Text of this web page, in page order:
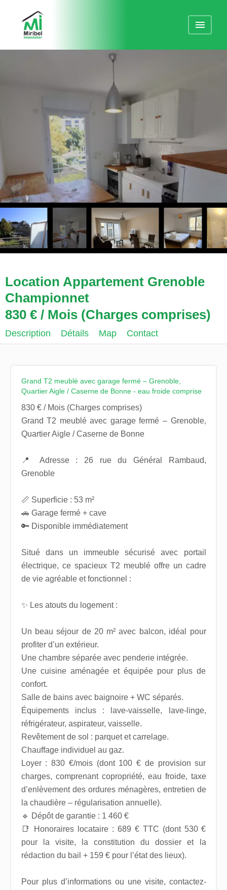
Location Appartement Grenoble
Championnet
830 € / Mois (Charges comprises)
Description Détails Map Contact
Grand T2 meublé avec garage fermé – Grenoble,
Quartier Aigle / Caserne de Bonne - eau froide comprise
830 € / Mois (Charges comprises)
Grand T2 meublé avec garage fermé – Grenoble,
Quartier Aigle / Caserne de Bonne
📍 Adresse : 26 rue du Général Rambaud,
Grenoble
📏 Superficie : 53 m²
🚗 Garage fermé + cave
🔑 Disponible immédiatement
Situé dans un immeuble sécurisé avec portail
électrique, ce spacieux T2 meublé offre un cadre
de vie agréable et fonctionnel :
✨ Les atouts du logement :
Un beau séjour de 20 m² avec balcon, idéal pour
profiter d’un extérieur.
Une chambre séparée avec penderie intégrée.
Une cuisine aménagée et équipée pour plus de
confort.
Salle de bains avec baignoire + WC séparés.
Équipements inclus : lave-vaisselle, lave-linge,
réfrigérateur, aspirateur, vaisselle.
Revêtement de sol : parquet et carrelage.
Chauffage individuel au gaz.
Loyer : 830 €/mois (dont 100 € de provision sur
charges, comprenant copropriété, eau froide, taxe
d’enlèvement des ordures ménagères, entretien de
la chaudière – régularisation annuelle).
🔹 Dépôt de garantie : 1 460 €
📑 Honoraires locataire : 689 € TTC (dont 530 €
pour la visite, la constitution du dossier et la
rédaction du bail + 159 € pour l’état des lieux).
Pour plus d’informations ou une visite, contactez-